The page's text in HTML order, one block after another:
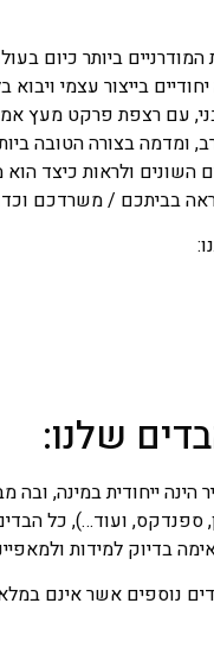
ביותר כיום
בייצור עצמי ויבוא
עם רצפת פרקט מעץ
ומדמה בצורה הטובה
השונים ולראות כיצד
בביתכם / משרדכם
שלנו:
ייחודית במינה,
ועוד…), כל
בדיוק למידות
נוספים אשר אינם